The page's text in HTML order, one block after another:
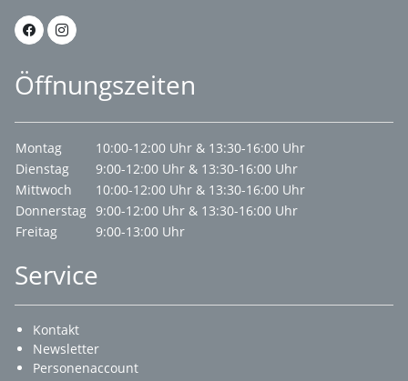
Öffnungszeiten
Montag
10:00-12:00 Uhr & 13:30-16:00 Uhr
Dienstag
9:00-12:00 Uhr & 13:30-16:00 Uhr
Mittwoch
10:00-12:00 Uhr & 13:30-16:00 Uhr
Donnerstag 9:00-12:00 Uhr & 13:30-16:00 Uhr
Freitag
9:00-13:00 Uhr
Service
Kontakt
Newsletter
Personenaccount